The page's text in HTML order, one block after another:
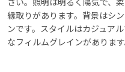
縁取りがあります。背景はシ
ンです。スタイルはカジュア
なフィルムグレインがあります